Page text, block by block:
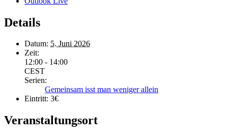
Details
Datum: 5. Juni 2026
Zeit:
12:00 - 14:00
CEST
Serien:
Gemeinsam isst man weniger allein
Eintritt: 3€
Veranstaltungsort